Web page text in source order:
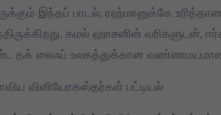
இந்தப் பாடல், ரஹ்மானுக்கே
கமல் ஹாசனின் வரிகளுடன்,
தக் லைஃப் உலகத்துக்கான வண்ணமயமான
வினியோகஸ்தர்கள் பட்டியல்